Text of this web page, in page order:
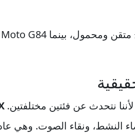
نتحدث عن فئتين مختلفتين.
النشط، ونقاء الصوت.